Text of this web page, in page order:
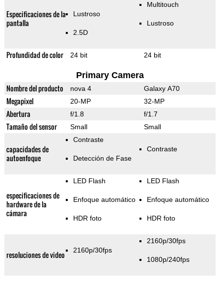
Especificaciones de la
pantalla
Lustroso
2.5D
Multitouch
Lustroso
Profundidad de color 24 bit 24 bit
Primary Camera
Nombre del producto nova 4 Galaxy A70
Megapixel 20-MP 32-MP
Abertura f/1.8 f/1.7
Tamaño del sensor Small Small
capacidades de
autoenfoque
Contraste
Detección de Fase
Contraste
especificaciones de
hardware de la
cámara
LED Flash
Enfoque automático
HDR foto
LED Flash
Enfoque automático
HDR foto
resoluciones de video 2160p/30fps
2160p/30fps
1080p/240fps